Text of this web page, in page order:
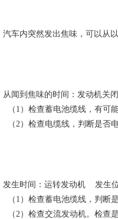
汽车内突然发出焦味，可以从
从闻到焦味的时间：发动机关
（1）检查蓄电池缆线，有可
（2）检查电缆线，判断是否
发生时间：运转发动机 发生
（1）检查蓄电池缆线，判断
（2）检查交流发动机。检查